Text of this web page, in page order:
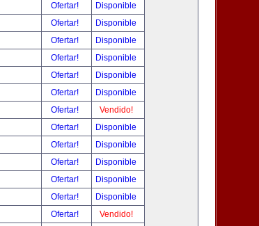
Ofertar!
Disponible
Ofertar!
Disponible
Ofertar!
Disponible
Ofertar!
Disponible
Ofertar!
Disponible
Ofertar!
Disponible
Ofertar!
Vendido!
Ofertar!
Disponible
Ofertar!
Disponible
Ofertar!
Disponible
Ofertar!
Disponible
Ofertar!
Disponible
Ofertar!
Vendido!